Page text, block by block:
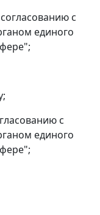
с
единого
с
единого